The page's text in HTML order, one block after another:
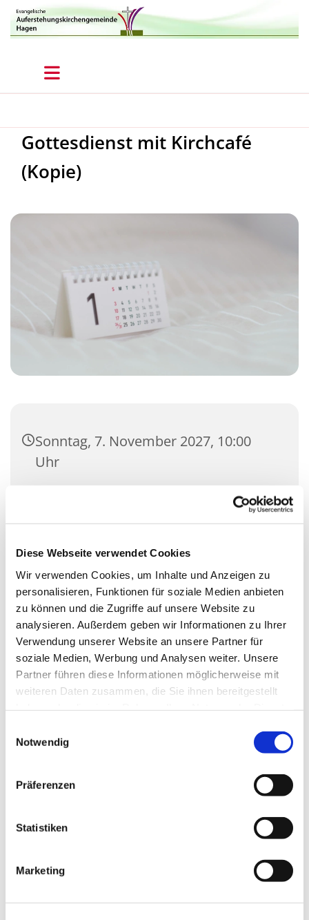
Diese Webseite verwendet Cookies
Wir verwenden Cookies, um Inhalte und Anzeigen zu
personalisieren, Funktionen für soziale Medien anbieten
zu können und die Zugriffe auf unsere Website zu
analysieren. Außerdem geben wir Informationen zu Ihrer
Verwendung unserer Website an unsere Partner für
soziale Medien, Werbung und Analysen weiter. Unsere
Partner führen diese Informationen möglicherweise mit
weiteren Daten zusammen, die Sie ihnen bereitgestellt
Notwendig
Präferenzen
Statistiken
Marketing
Gottesdienst mit Kirchcafé
(Kopie)
Sonntag, 7. November 2027, 10:00
Uhr
Bührener Weg 17, 58091 Hagen
Dies könnte Sie auch